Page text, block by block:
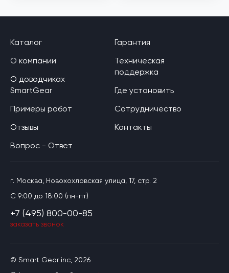
© Smart Gear inc, 2026
Каталог
О компании
О доводчиках
SmartGear
Примеры работ
Отзывы
Вопрос - Ответ
Гарантия
Техническая
поддержка
Где установить
Сотрудничество
Контакты
г. Москва, Новохохловская улица, 17, стр. 2
C 9:00 до 18:00 (пн-пт)
+7 (495) 800-00-85
заказать звонок